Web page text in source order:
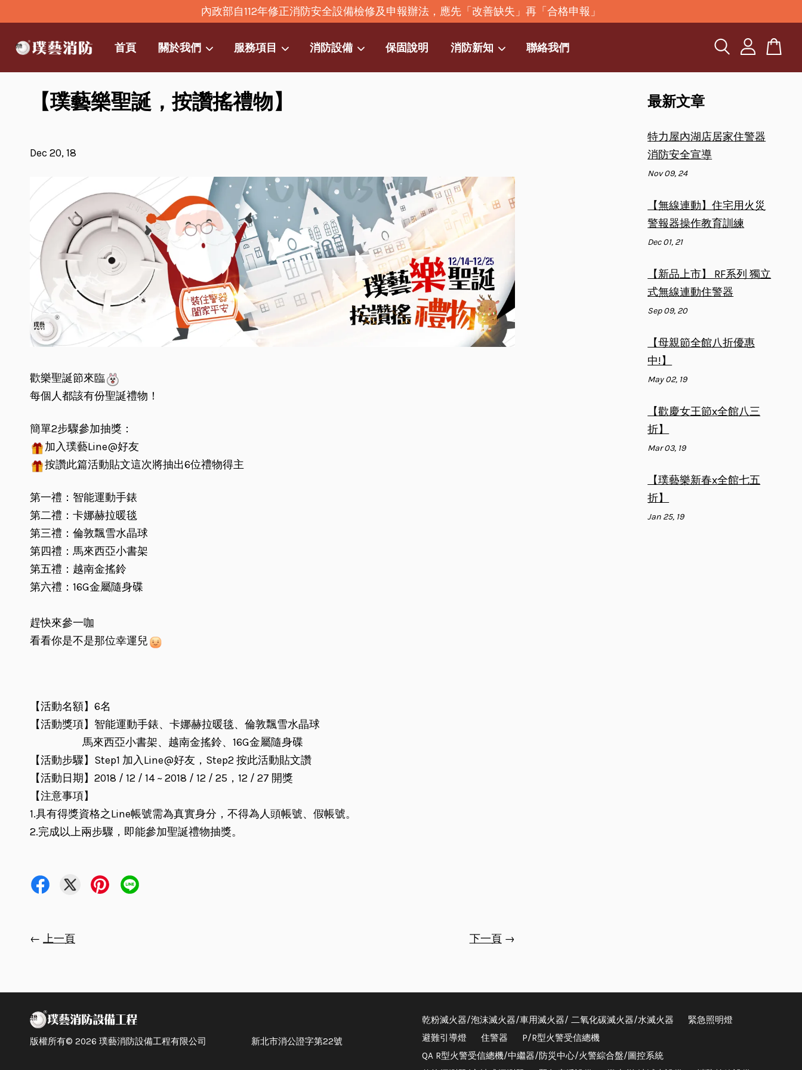
內政部自112年修正消防安全設備檢修及申報辦法，應先「改善缺失」再「合格申報」
首頁 關於我們 服務項目 消防設備 保固說明 消防新知 聯絡我們
【璞藝樂聖誕，按讚搖禮物】
Dec 20, 18
歡樂聖誕節來臨
每個人都該有份聖誕禮物！
簡單2步驟參加抽獎：
加入璞藝Line@好友
按讚此篇活動貼文這次將抽出6位禮物得主
第一禮：智能運動手錶
第二禮：卡娜赫拉暖毯
第三禮：倫敦飄雪水晶球
第四禮：馬來西亞小書架
第五禮：越南金搖鈴
第六禮：16G金屬隨身碟
趕快來參一咖
看看你是不是那位幸運兒
【活動名額】6名
【活動獎項】智能運動手錶、卡娜赫拉暖毯、倫敦飄雪水晶球
馬來西亞小書架、越南金搖鈴、16G金屬隨身碟
【活動步驟】Step1 加入Line@好友，Step2 按此活動貼文讚
【活動日期】2018 / 12 / 14 ~ 2018 / 12 / 25，12 / 27 開獎
【注意事項】
1.具有得獎資格之Line帳號需為真實身分，不得為人頭帳號、假帳號。
2.完成以上兩步驟，即能參加聖誕禮物抽獎。
← 上一頁 下一頁→
最新文章
特力屋內湖店居家住警器
消防安全宣導
Nov 09, 24
【無線連動】住宅用火災
警報器操作教育訓練
Dec 01, 21
【新品上市】 RF系列 獨立
式無線連動住警器
Sep 09, 20
【母親節全館八折優惠
中!】
May 02, 19
【歡慶女王節x全館八三
折】
Mar 03, 19
【璞藝樂新春x全館七五
折】
Jan 25, 19
版權所有© 2026 璞藝消防設備工程有限公司 新北市消公證字第22號
乾粉滅火器/泡沫滅火器/車用滅火器/ 二氧化碳滅火器/水滅火器
緊急照明燈
避難引導燈
住警器
P/R型火警受信總機
QA R型火警受信總機/中繼器/防災中心/火警綜合盤/圖控系統